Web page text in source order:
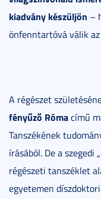
kiadvány készüljön –
önfenntartóvá válik
A régészet
fényűző Rómacímű
Tanszékének
írásából. De a szegedi
régészeti tanszéklet
egyetemen